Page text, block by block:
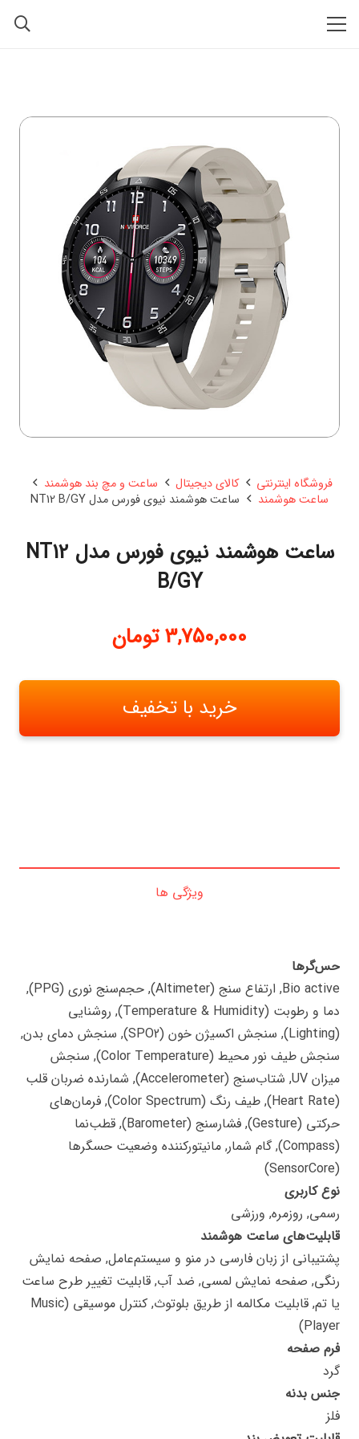
فروشگاه اینترنتی کالای دیجیتال
ساعت و مچ بند هوشمند
ساعت هوشمند
ساعت هوشمند نیوی فورس مدل NT12 B/GY
ساعت هوشمند نیوی فورس مدل NT12
B/GY
3,750,000 تومان
خرید با تخفیف
ویژگی ها
حس‌گرها
Bio active, ارتفاع سنج (Altimeter), حجم‌سنج نوری (PPG),
دما و رطوبت (Temperature & Humidity), روشنایی
(Lighting), سنجش اکسیژن خون (SPO2), سنجش دمای بدن,
سنجش طیف نور محیط (Color Temperature), سنجش
میزان UV, شتاب‌سنج (Accelerometer), شمارنده ضربان قلب
(Heart Rate), طیف رنگ (Color Spectrum), فرمان‌های
حرکتی (Gesture), فشارسنج (Barometer), قطب‌نما
(Compass), گام شمار, مانیتورکننده وضعیت حسگرها
(SensorCore)
نوع کاربری
رسمی, روزمره, ورزشی
قابلیت‌های ساعت هوشمند
پشتیبانی از زبان فارسی در منو و سیستم‌عامل, صفحه نمایش
رنگی, صفحه نمایش لمسی, ضد آب, قابلیت تغییر طرح ساعت
یا تم, قابلیت مکالمه از طریق بلوتوث, کنترل موسیقی (Music
Player)
فرم صفحه
گرد
جنس بدنه
فلز